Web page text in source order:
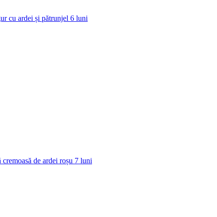
cu ardei și pătrunjel 6 luni
cremoasă de ardei roșu 7 luni